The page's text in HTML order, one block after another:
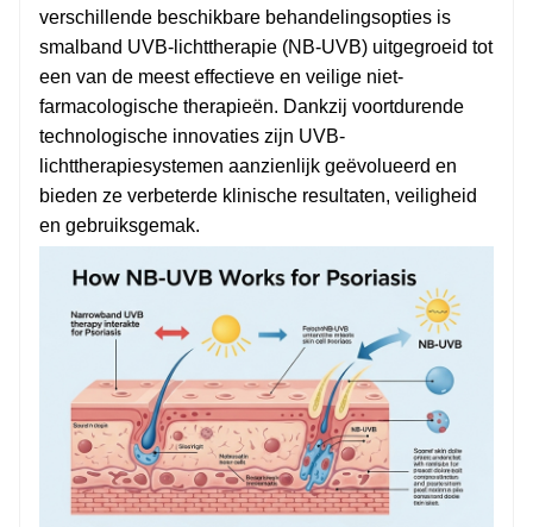
verschillende beschikbare behandelingsopties is
smalband UVB-lichttherapie (NB-UVB) uitgegroeid tot
een van de meest effectieve en veilige niet-
farmacologische therapieën. Dankzij voortdurende
technologische innovaties zijn UVB-
lichttherapiesystemen aanzienlijk geëvolueerd en
bieden ze verbeterde klinische resultaten, veiligheid
en gebruiksgemak.